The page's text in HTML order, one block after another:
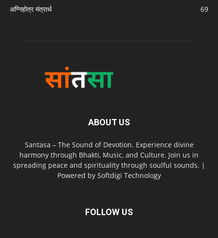
अग्निहोत्र मंत्रार्थ
69
ABOUT US
Santasa – The Sound of Devotion. Experience divine
harmony through Bhakti, Music, and Culture. Join us in
spreading peace and spirituality through soulful sounds. |
Powered by Softdigi Technology
FOLLOW US